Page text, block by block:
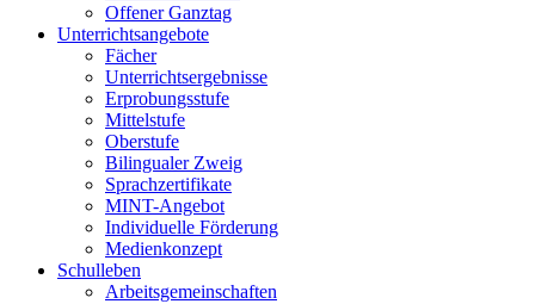
Offener Ganztag
Unterrichtsangebote
Fächer
Unterrichtsergebnisse
Erprobungsstufe
Mittelstufe
Oberstufe
Bilingualer Zweig
Sprachzertifikate
MINT-Angebot
Individuelle Förderung
Medienkonzept
Schulleben
Arbeitsgemeinschaften